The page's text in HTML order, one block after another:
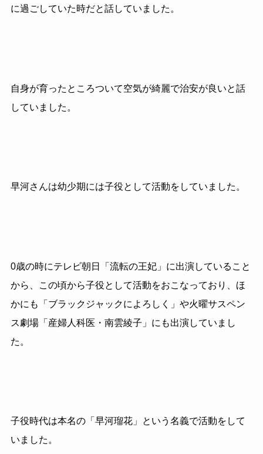
に過ごしていた時だと話していました。
自身が育ったところついて空気が綺麗で治安が良いと話
していました。
早河さんは幼少期には子役として活動をしていました。
0歳の時にテレビ朝日「流転の王妃」に出演していること
から、この頃から子役として活動をおこなっており、ほ
かにも「ブラックジャックによろしく」や火曜サスペン
ス劇場「産婦人科医・南雲綾子」にも出演していまし
た。
子役時代は本名の「早河瑠花」という名義で活動をして
いました。